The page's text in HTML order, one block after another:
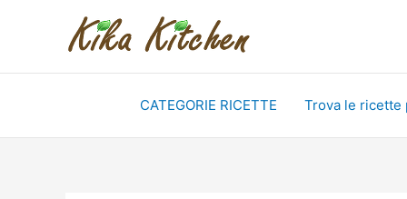
CATEGORIE RICETTE Trova le ricette